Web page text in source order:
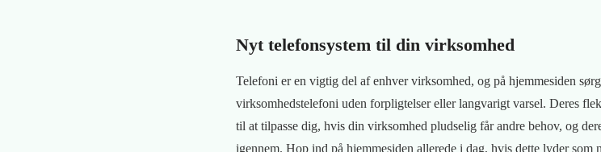
Nyt telefonsystem til din virksomhed
Telefoni er en vigtig del af enhver virksomhed, og på hjemmesiden
virksomhedstelefoni uden forpligtelser eller langvarigt varsel. Deres
til at tilpasse dig, hvis din virksomhed pludselig får andre behov, og
igennem. Hop ind på hjemmesiden allerede i dag, hvis dette lyder